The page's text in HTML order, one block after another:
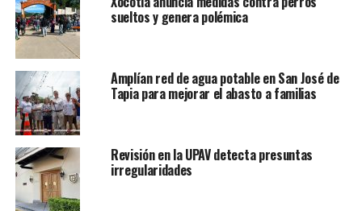
A.C. Javier Sánchez quien dijo está con los cañeros y
sabido de la situación.
sueltos y genera polémica
Amplían red de agua potable en San José de
Tapia para mejorar el abasto a familias
Revisión en la UPAV detecta presuntas
irregularidades